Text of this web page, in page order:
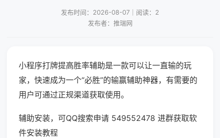
发布时间：2026-08-07｜阅读：2
发布者：推瑞网
小程序打牌提高胜率辅助是一款可以让一直输的玩
家，快速成为一个“必胜”的输赢辅助神器，有需要的
用户可通过正规渠道获取使用。
辅助安装，可QQ搜索申请 549552478 进群获取软
件安装教程